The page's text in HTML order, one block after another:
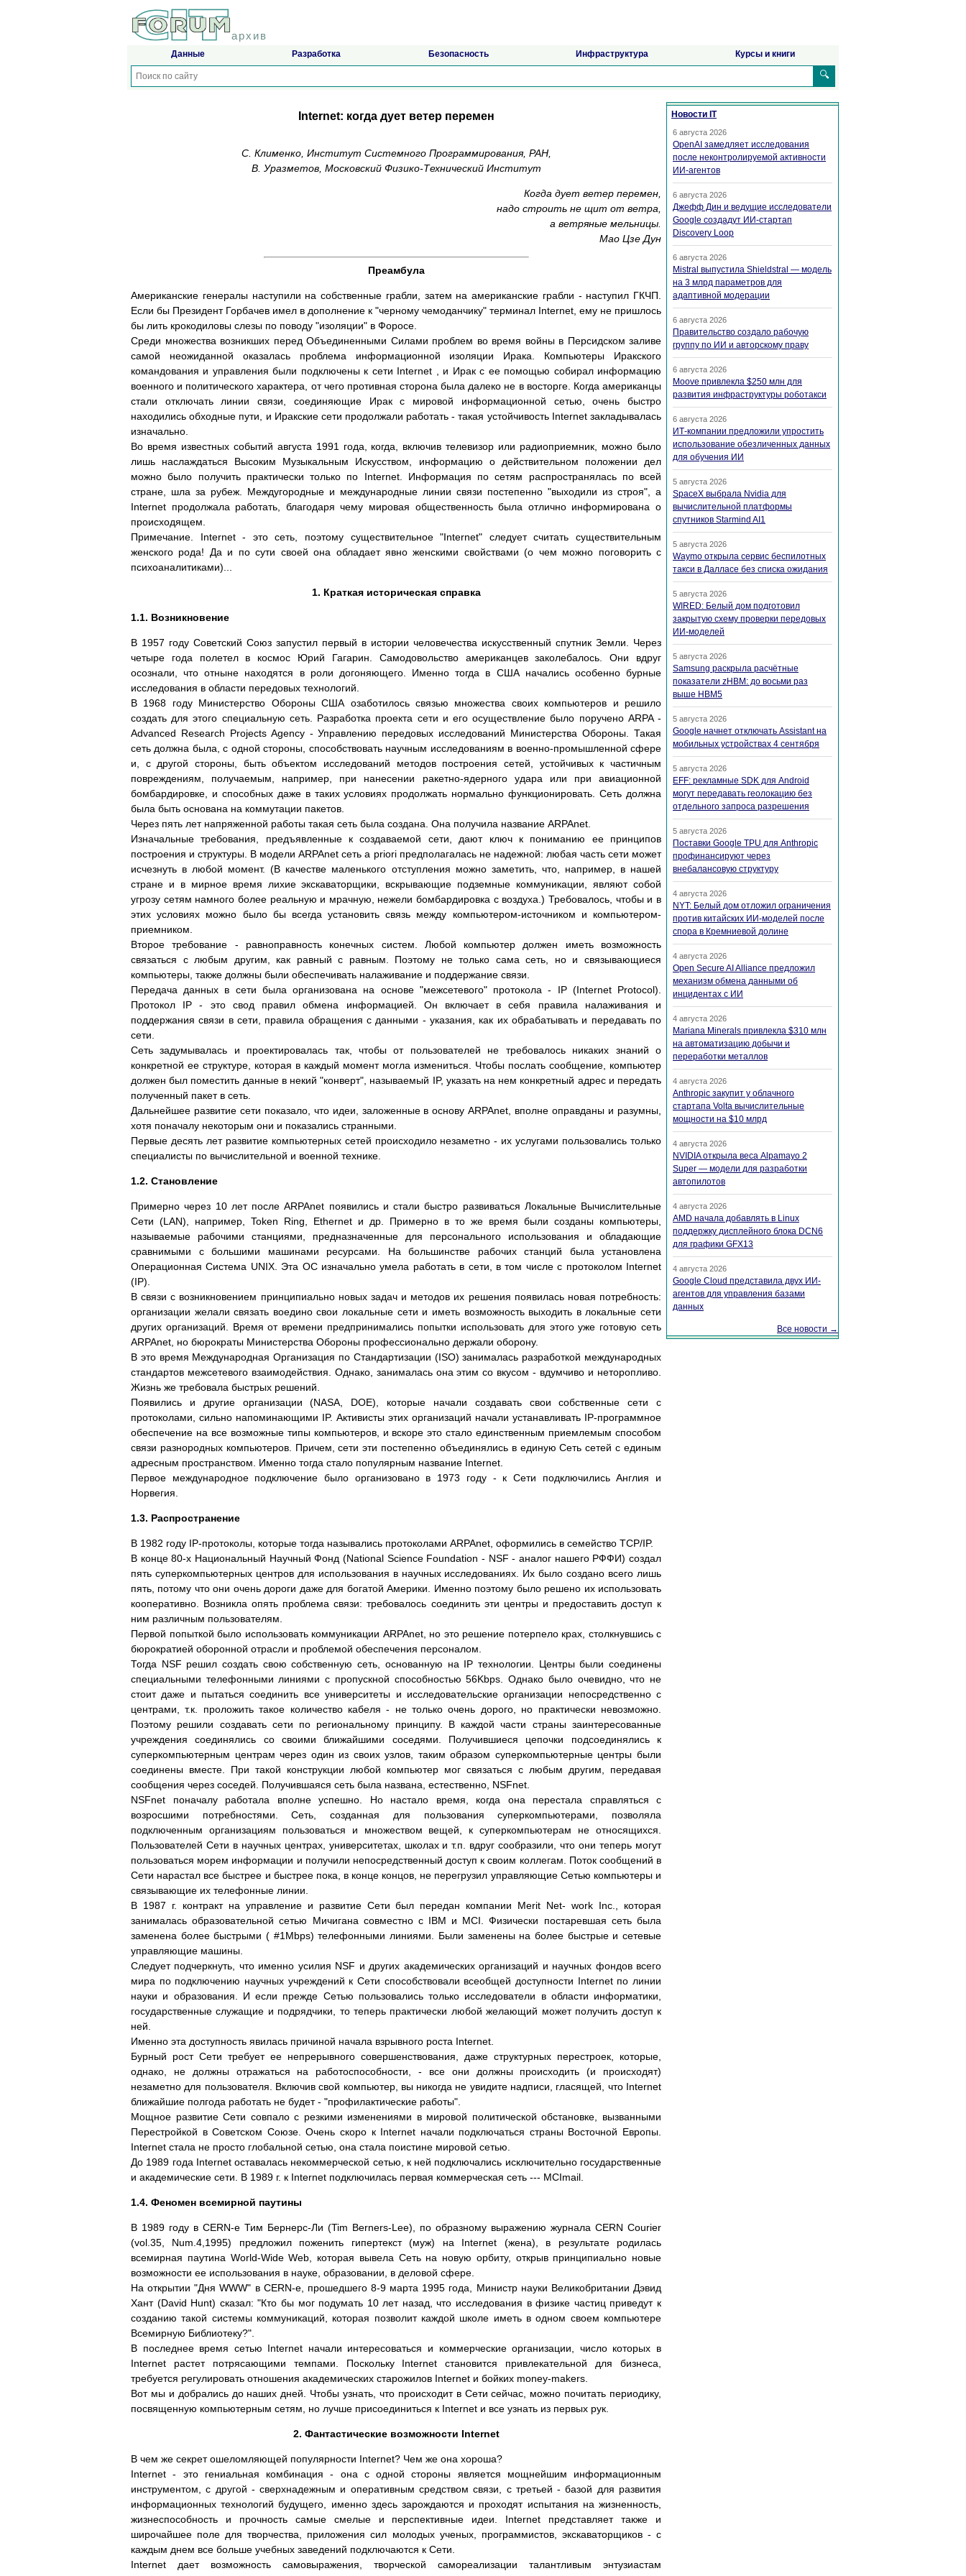
архив
Данные Разработка Безопасность Инфраструктура Курсы и книги
🔍
Internet: когда дует ветер перемен
С. Клименко, Институт Системного Программирования, РАН,
В. Уразметов, Московский Физико-Технический Институт
Когда дует ветер перемен,
надо строить не щит от ветра,
а ветряные мельницы.
Мао Цзе Дун
Преамбула
Американские генералы наступили на собственные грабли, затем на американские грабли - наступил ГКЧП.
Если бы Президент Горбачев имел в дополнение к "черному чемоданчику" терминал Internet, ему не пришлось
бы лить крокодиловы слезы по поводу "изоляции" в Форосе.
Среди множества возникших перед Объединенными Силами проблем во время войны в Персидском заливе
самой неожиданной оказалась проблема информационной изоляции Ирака. Компьютеры Иракского
командования и управления были подключены к сети Internet , и Ирак с ее помощью собирал информацию
военного и политического характера, от чего противная сторона была далеко не в восторге. Когда американцы
стали отключать линии связи, соединяющие Ирак с мировой информационной сетью, очень быстро
находились обходные пути, и Иракские сети продолжали работать - такая устойчивость Internet закладывалась
изначально.
Во время известных событий августа 1991 года, когда, включив телевизор или радиоприемник, можно было
лишь наслаждаться Высоким Музыкальным Искусством, информацию о действительном положении дел
можно было получить практически только по Internet. Информация по сетям распространялась по всей
стране, шла за рубеж. Междугородные и международные линии связи постепенно "выходили из строя", а
Internet продолжала работать, благодаря чему мировая общественность была отлично информирована о
происходящем.
Примечание. Internet - это сеть, поэтому существительное "Internet" следует считать существительным
женского рода! Да и по сути своей она обладает явно женскими свойствами (о чем можно поговорить с
психоаналитиками)...
1. Краткая историческая справка
1.1. Возникновение
В 1957 году Советский Союз запустил первый в истории человечества искусственный спутник Земли. Через
четыре года полетел в космос Юрий Гагарин. Самодовольство американцев заколебалось. Они вдруг
осознали, что отныне находятся в роли догоняющего. Именно тогда в США начались особенно бурные
исследования в области передовых технологий.
В 1968 году Министерство Обороны США озаботилось связью множества своих компьютеров и решило
создать для этого специальную сеть. Разработка проекта сети и его осуществление было поручено ARPA -
Advanced Research Projects Agency - Управлению передовых исследований Министерства Обороны. Такая
сеть должна была, с одной стороны, способствовать научным исследованиям в военно-промышленной сфере
и, с другой стороны, быть объектом исследований методов построения сетей, устойчивых к частичным
повреждениям, получаемым, например, при нанесении ракетно-ядерного удара или при авиационной
бомбардировке, и способных даже в таких условиях продолжать нормально функционировать. Сеть должна
была быть основана на коммутации пакетов.
Через пять лет напряженной работы такая сеть была создана. Она получила название ARPAnet.
Изначальные требования, предъявленные к создаваемой сети, дают ключ к пониманию ее принципов
построения и структуры. В модели ARPAnet сеть a priori предполагалась не надежной: любая часть сети может
исчезнуть в любой момент. (В качестве маленького отступления можно заметить, что, например, в нашей
стране и в мирное время лихие экскаваторщики, вскрывающие подземные коммуникации, являют собой
угрозу сетям намного более реальную и мрачную, нежели бомбардировка с воздуха.) Требовалось, чтобы и в
этих условиях можно было бы всегда установить связь между компьютером-источником и компьютером-
приемником.
Второе требование - равноправность конечных систем. Любой компьютер должен иметь возможность
связаться с любым другим, как равный с равным. Поэтому не только сама сеть, но и связывающиеся
компьютеры, также должны были обеспечивать налаживание и поддержание связи.
Передача данных в сети была организована на основе "межсетевого" протокола - IP (Internet Protocol).
Протокол IP - это свод правил обмена информацией. Он включает в себя правила налаживания и
поддержания связи в сети, правила обращения с данными - указания, как их обрабатывать и передавать по
сети.
Сеть задумывалась и проектировалась так, чтобы от пользователей не требовалось никаких знаний о
конкретной ее структуре, которая в каждый момент могла измениться. Чтобы послать сообщение, компьютер
должен был поместить данные в некий "конверт", называемый IP, указать на нем конкретный адрес и передать
полученный пакет в сеть.
Дальнейшее развитие сети показало, что идеи, заложенные в основу ARPAnet, вполне оправданы и разумны,
хотя поначалу некоторым они и показались странными.
Первые десять лет развитие компьютерных сетей происходило незаметно - их услугами пользовались только
специалисты по вычислительной и военной технике.
1.2. Становление
Примерно через 10 лет после ARPAnet появились и стали быстро развиваться Локальные Вычислительные
Сети (LAN), например, Token Ring, Ethernet и др. Примерно в то же время были созданы компьютеры,
называемые рабочими станциями, предназначенные для персонального использования и обладающие
сравнимыми с большими машинами ресурсами. На большинстве рабочих станций была установлена
Операционная Система UNIX. Эта ОС изначально умела работать в сети, в том числе с протоколом Internet
(IP).
В связи с возникновением принципиально новых задач и методов их решения появилась новая потребность:
организации желали связать воедино свои локальные сети и иметь возможность выходить в локальные сети
других организаций. Время от времени предпринимались попытки использовать для этого уже готовую сеть
ARPAnet, но бюрократы Министерства Обороны профессионально держали оборону.
В это время Международная Организация по Стандартизации (ISO) занималась разработкой международных
стандартов межсетевого взаимодействия. Однако, занималась она этим со вкусом - вдумчиво и неторопливо.
Жизнь же требовала быстрых решений.
Появились и другие организации (NASA, DOE), которые начали создавать свои собственные сети с
протоколами, сильно напоминающими IP. Активисты этих организаций начали устанавливать IP-программное
обеспечение на все возможные типы компьютеров, и вскоре это стало единственным приемлемым способом
связи разнородных компьютеров. Причем, сети эти постепенно объединялись в единую Сеть сетей с единым
адресным пространством. Именно тогда стало популярным название Internet.
Первое международное подключение было организовано в 1973 году - к Сети подключились Англия и
Норвегия.
1.3. Распространение
В 1982 году IP-протоколы, которые тогда назывались протоколами ARPAnet, оформились в семейство TCP/IP.
В конце 80-х Национальный Научный Фонд (National Science Foundation - NSF - аналог нашего РФФИ) создал
пять суперкомпьютерных центров для использования в научных исследованиях. Их было создано всего лишь
пять, потому что они очень дороги даже для богатой Америки. Именно поэтому было решено их использовать
кооперативно. Возникла опять проблема связи: требовалось соединить эти центры и предоставить доступ к
ним различным пользователям.
Первой попыткой было использовать коммуникации ARPAnet, но это решение потерпело крах, столкнувшись с
бюрократией оборонной отрасли и проблемой обеспечения персоналом.
Тогда NSF решил создать свою собственную сеть, основанную на IP технологии. Центры были соединены
специальными телефонными линиями с пропускной способностью 56Kbps. Однако было очевидно, что не
стоит даже и пытаться соединить все университеты и исследовательские организации непосредственно с
центрами, т.к. проложить такое количество кабеля - не только очень дорого, но практически невозможно.
Поэтому решили создавать сети по региональному принципу. В каждой части страны заинтересованные
учреждения соединялись со своими ближайшими соседями. Получившиеся цепочки подсоединялись к
суперкомпьютерным центрам через один из своих узлов, таким образом суперкомпьютерные центры были
соединены вместе. При такой конструкции любой компьютер мог связаться с любым другим, передавая
сообщения через соседей. Получившаяся сеть была названа, естественно, NSFnet.
NSFnet поначалу работала вполне успешно. Но настало время, когда она перестала справляться с
возросшими потребностями. Сеть, созданная для пользования суперкомпьютерами, позволяла
подключенным организациям пользоваться и множеством вещей, к суперкомпьютерам не относящихся.
Пользователей Сети в научных центрах, университетах, школах и т.п. вдруг сообразили, что они теперь могут
пользоваться морем информации и получили непосредственный доступ к своим коллегам. Поток сообщений в
Сети нарастал все быстрее и быстрее пока, в конце концов, не перегрузил управляющие Сетью компьютеры и
связывающие их телефонные линии.
В 1987 г. контракт на управление и развитие Сети был передан компании Merit Net- work Inc., которая
занималась образовательной сетью Мичигана совместно с IBM и MCI. Физически постаревшая сеть была
заменена более быстрыми ( #1Mbps) телефонными линиями. Были заменены на более быстрые и сетевые
управляющие машины.
Следует подчеркнуть, что именно усилия NSF и других академических организаций и научных фондов всего
мира по подключению научных учреждений к Сети способствовали всеобщей доступности Internet по линии
науки и образования. И если прежде Сетью пользовались только исследователи в области информатики,
государственные служащие и подрядчики, то теперь практически любой желающий может получить доступ к
ней.
Именно эта доступность явилась причиной начала взрывного роста Internet.
Бурный рост Сети требует ее непрерывного совершенствования, даже структурных перестроек, которые,
однако, не должны отражаться на работоспособности, - все они должны происходить (и происходят)
незаметно для пользователя. Включив свой компьютер, вы никогда не увидите надписи, гласящей, что Internet
ближайшие полгода работать не будет - "профилактические работы".
Мощное развитие Сети совпало с резкими изменениями в мировой политической обстановке, вызванными
Перестройкой в Советском Союзе. Очень скоро к Internet начали подключаться страны Восточной Европы.
Internet стала не просто глобальной сетью, она стала поистине мировой сетью.
До 1989 года Internet оставалась некоммерческой сетью, к ней подключались исключительно государственные
и академические сети. В 1989 г. к Internet подключилась первая коммерческая сеть --- MCImail.
1.4. Феномен всемирной паутины
В 1989 году в CERN-е Тим Бернерс-Ли (Tim Berners-Lee), по образному выражению журнала CERN Courier
(vol.35, Num.4,1995) предложил поженить гипертекст (муж) на Internet (жена), в результате родилась
всемирная паутина World-Wide Web, которая вывела Сеть на новую орбиту, открыв принципиально новые
возможности ее использования в науке, образовании, в деловой сфере.
На открытии "Дня WWW" в CERN-е, прошедшего 8-9 марта 1995 года, Министр науки Великобритании Дэвид
Хант (David Hunt) сказал: "Кто бы мог подумать 10 лет назад, что исследования в физике частиц приведут к
созданию такой системы коммуникаций, которая позволит каждой школе иметь в одном своем компьютере
Всемирную Библиотеку?".
В последнее время сетью Internet начали интересоваться и коммерческие организации, число которых в
Internet растет потрясающими темпами. Поскольку Internet становится привлекательной для бизнеса,
требуется регулировать отношения академических старожилов Internet и бойких money-makers.
Вот мы и добрались до наших дней. Чтобы узнать, что происходит в Сети сейчас, можно почитать периодику,
посвященную компьютерным сетям, но лучше присоединиться к Internet и все узнать из первых рук.
2. Фантастические возможности Internet
В чем же секрет ошеломляющей популярности Internet? Чем же она хороша?
Internet - это гениальная комбинация - она с одной стороны является мощнейшим информационным
инструментом, с другой - сверхнадежным и оперативным средством связи, с третьей - базой для развития
информационных технологий будущего, именно здесь зарождаются и проходят испытания на жизненность,
жизнеспособность и прочность самые смелые и перспективные идеи. Internet представляет также и
широчайшее поле для творчества, приложения сил молодых ученых, программистов, экскаваторщиков - с
каждым днем все больше учебных заведений подключаются к Сети.
Internet дает возможность самовыражения, творческой самореализации талантливым энтузиастам
Новости IT
6 августа 2026
OpenAI замедляет исследования
после неконтролируемой активности
ИИ-агентов
6 августа 2026
Джефф Дин и ведущие исследователи
Google создадут ИИ-стартап
Discovery Loop
6 августа 2026
Mistral выпустила Shieldstral — модель
на 3 млрд параметров для
адаптивной модерации
6 августа 2026
Правительство создало рабочую
группу по ИИ и авторскому праву
6 августа 2026
Moove привлекла $250 млн для
развития инфраструктуры роботакси
6 августа 2026
ИТ-компании предложили упростить
использование обезличенных данных
для обучения ИИ
5 августа 2026
SpaceX выбрала Nvidia для
вычислительной платформы
спутников Starmind AI1
5 августа 2026
Waymo открыла сервис беспилотных
такси в Далласе без списка ожидания
5 августа 2026
WIRED: Белый дом подготовил
закрытую схему проверки передовых
ИИ-моделей
5 августа 2026
Samsung раскрыла расчётные
показатели zHBM: до восьми раз
выше HBM5
5 августа 2026
Google начнет отключать Assistant на
мобильных устройствах 4 сентября
5 августа 2026
EFF: рекламные SDK для Android
могут передавать геолокацию без
отдельного запроса разрешения
5 августа 2026
Поставки Google TPU для Anthropic
профинансируют через
внебалансовую структуру
4 августа 2026
NYT: Белый дом отложил ограничения
против китайских ИИ-моделей после
спора в Кремниевой долине
4 августа 2026
Open Secure AI Alliance предложил
механизм обмена данными об
инцидентах с ИИ
4 августа 2026
Mariana Minerals привлекла $310 млн
на автоматизацию добычи и
переработки металлов
4 августа 2026
Anthropic закупит у облачного
стартапа Volta вычислительные
мощности на $10 млрд
4 августа 2026
NVIDIA открыла веса Alpamayo 2
Super — модели для разработки
автопилотов
4 августа 2026
AMD начала добавлять в Linux
поддержку дисплейного блока DCN6
для графики GFX13
4 августа 2026
Google Cloud представила двух ИИ-
агентов для управления базами
данных
Все новости →